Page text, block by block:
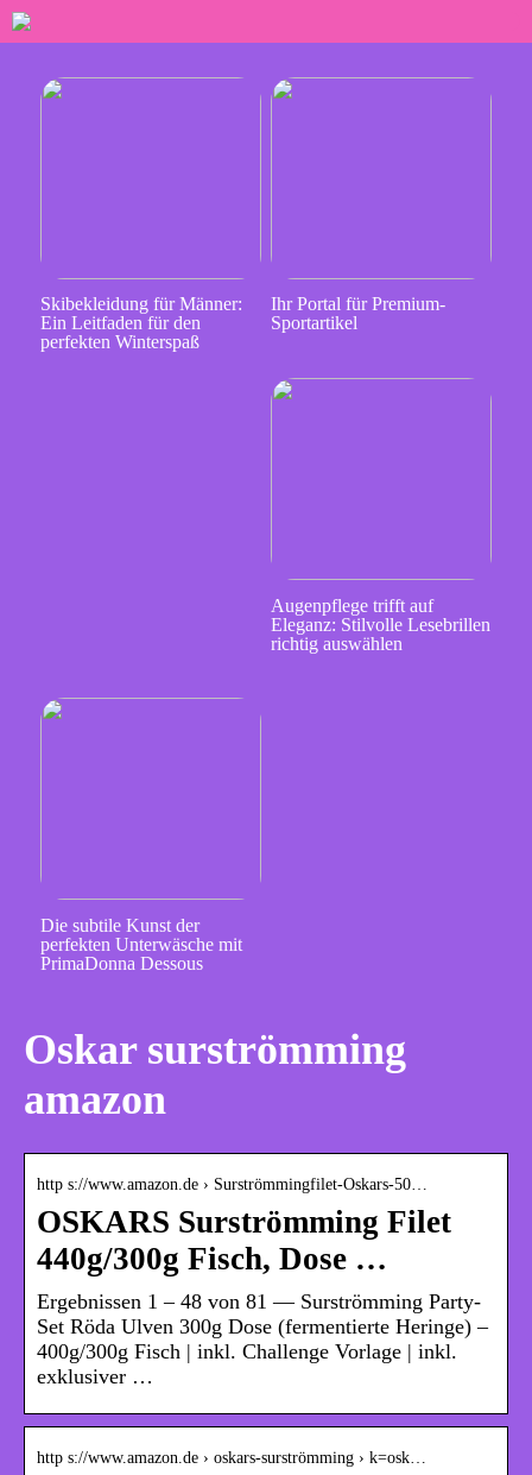
Skibekleidung für Männer:
Ein Leitfaden für den
perfekten Winterspaß
Ihr Portal für Premium-
Sportartikel
Augenpflege trifft auf
Eleganz: Stilvolle Lesebrillen
richtig auswählen
Die subtile Kunst der
perfekten Unterwäsche mit
PrimaDonna Dessous
Oskar surströmming
amazon
http s://www.amazon.de › Surströmmingfilet-Oskars-50…
OSKARS Surströmming Filet
440g/300g Fisch, Dose …
Ergebnissen 1 – 48 von 81 — Surströmming Party-
Set Röda Ulven 300g Dose (fermentierte Heringe) –
400g/300g Fisch | inkl. Challenge Vorlage | inkl.
exklusiver …
http s://www.amazon.de › oskars-surströmming › k=osk…